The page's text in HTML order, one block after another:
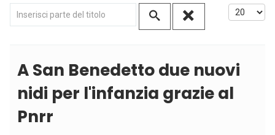
Inserisci parte del titolo
A San Benedetto due nuovi
nidi per l'infanzia grazie al
Pnrr